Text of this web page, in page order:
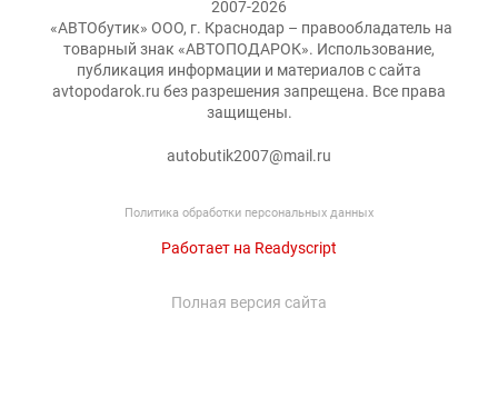
2007-2026
«АВТОбутик» ООО, г. Краснодар – правообладатель на
товарный знак «АВТОПОДАРОК». Использование,
публикация информации и материалов с сайта
avtopodarok.ru без разрешения запрещена. Все права
защищены.
autobutik2007@mail.ru
Политика обработки персональных данных
Работает на Readyscript
Полная версия сайта